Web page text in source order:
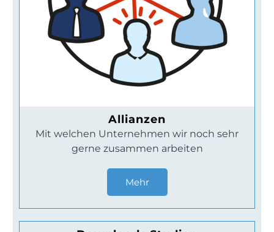
Allianzen
Mit welchen Unternehmen wir noch sehr
gerne zusammen arbeiten
Mehr